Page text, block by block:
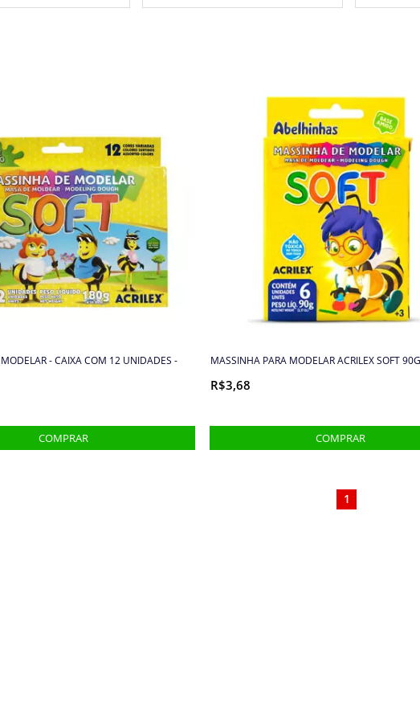
- CAIXA COM 12 UNIDADES -
MASSINHA PARA MODELAR ACRILEX SOFT
R$3,68
1